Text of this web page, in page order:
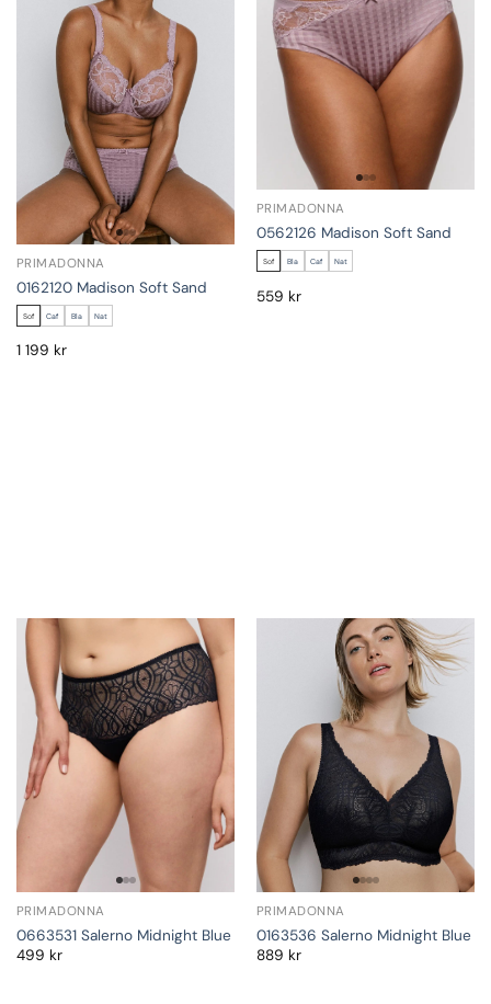
PRIMADONNA
0162120 Madison Soft Sand
Sof Caf Bla Nat
1 199 kr
PRIMADONNA
0562126 Madison Soft Sand
Sof Bla Caf Nat
559 kr
PRIMADONNA
0663531 Salerno Midnight Blue
499 kr
PRIMADONNA
0163536 Salerno Midnight Blue
889 kr